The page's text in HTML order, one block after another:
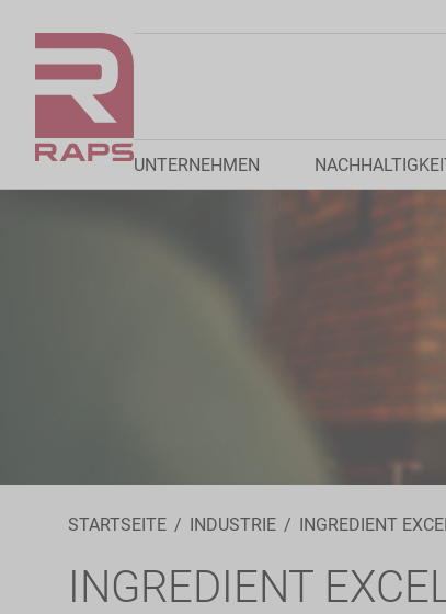
UNTERNEHMEN
STARTSEITE INDUSTRIE INGREDIENT
INGREDIENT